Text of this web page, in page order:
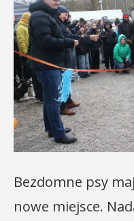
Bezdomne psy
nowe miejsce.